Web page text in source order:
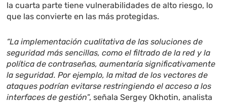
la cuarta parte tiene vulnerabilidades de alto riesgo, lo
que las convierte en las más protegidas.
“La implementación cualitativa de las soluciones de
seguridad más sencillas, como el filtrado de la red y la
política de contraseñas, aumentaría significativamente
la seguridad. Por ejemplo, la mitad de los vectores de
ataques podrían evitarse restringiendo el acceso a los
interfaces de gestión”, señala Sergey Okhotin, analista